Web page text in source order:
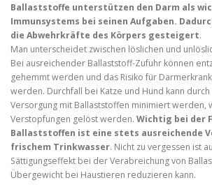
Ballaststoffe unterstützen den Darm als
Immunsystems bei seinen Aufgaben.
die Abwehrkräfte des Körpers gesteigert.
Man unterscheidet zwischen löslichen und
Bei ausreichender Ballaststoff-Zufuhr können
gehemmt werden und das Risiko für
werden. Durchfall bei Katze und Hund kann
Versorgung mit Ballaststoffen minimiert werden,
Verstopfungen gelöst werden. Wichtig bei der
Ballaststoffen ist eine stets ausreichende
frischem Trinkwasser. Nicht zu vergessen ist
Sättigungseffekt bei der Verabreichung von
Übergewicht bei Haustieren reduzieren kann.